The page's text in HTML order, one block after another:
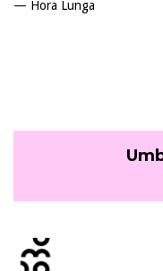
— Hora Lunga